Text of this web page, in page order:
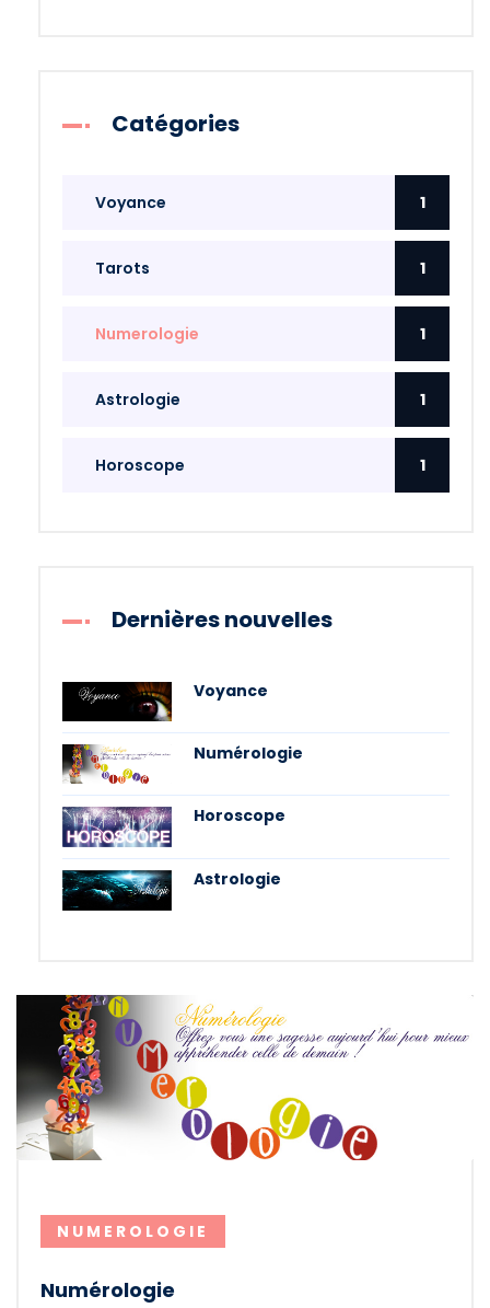
NUMEROLOGIE
Numérologie
Catégories
Voyance 1
Tarots 1
Numerologie 1
Astrologie 1
Horoscope 1
Dernières nouvelles
Voyance
Numérologie
Horoscope
Astrologie